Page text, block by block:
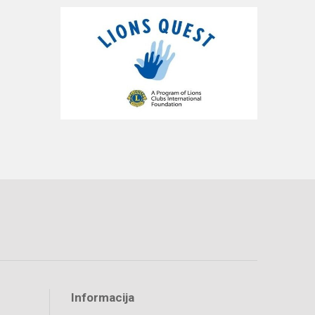
Informacija